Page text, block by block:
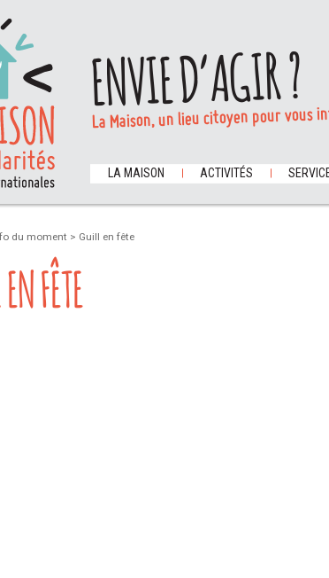
ENVIE D’AGIR ?
La Maison, un lieu citoyen pour
LA MAISON ACTIVITÉS
du moment > Guill en fête
FÊTE